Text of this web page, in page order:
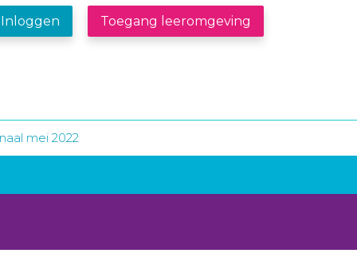
Inloggen Toegang leeromgeving
mei 2022